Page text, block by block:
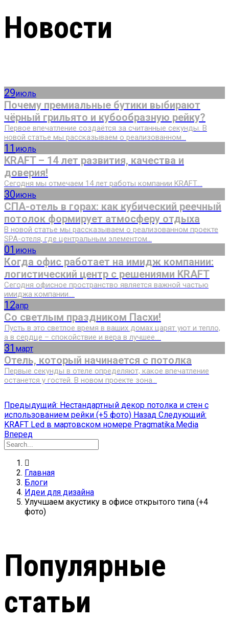
Новости
29июль
Почему премиальные бутики выбирают
чёрный грильято и кубообразную рейку?
Первое впечатление создаётся за считанные секунды. В
новой статье мы рассказываем о реализованном...
11 июль
KRAFT – 14 лет развития, качества и
доверия!
Сегодня мы отмечаем 14 лет работы компании KRAFT....
30июнь
СПА-отель в горах: как кубический реечный
потолок формирует атмосферу отдыха
В новой статье мы рассказываем о реализованном проекте
SPA-отеля, где центральным элементом...
01 июнь
Когда офис работает на имидж компании:
логистический центр с решениями KRAFT
Сегодня офисное пространство является важной частью
имиджа компании....
12апр
Со светлым праздником Пасхи!
Пусть в это светлое время в ваших домах царят уют и тепло,
а в сердце – спокойствие и вера в лучшее....
31 март
Отель, который начинается с потолка
Первые секунды в отеле определяют, какое впечатление
останется у гостей. В новом проекте зона...
Предыдущий: Нестандартный декор потолка и стен с
использованием рейки (+5 фото) Назад Следующий:
KRAFT Led в мартовском номере Pragmatika.Media
Вперед
Главная
Блоги
Идеи для дизайна
Улучшаем акустику в офисе открытого типа (+4
фото)
Популярные
статьи